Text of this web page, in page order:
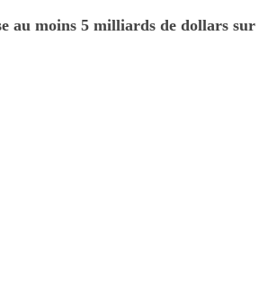
au moins 5 milliards de dollars sur